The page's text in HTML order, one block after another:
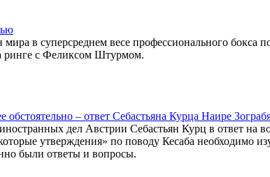
в суперсреднем весе профессионального бокса
ринге с Феликсом Штурмом.
– ответ Себастьяна Курца Наире
дел Австрии Себастьян Курц в ответ на
утверждения» по поводу Кесаба необходимо
были ответы и вопросы.